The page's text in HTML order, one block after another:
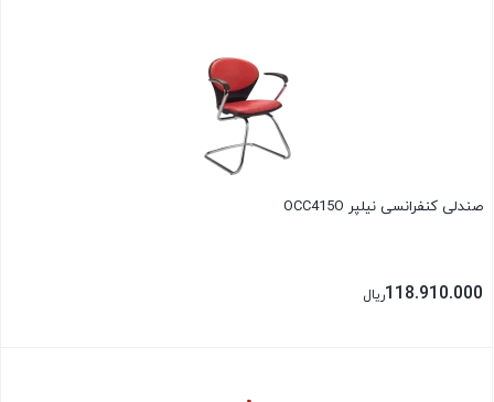
صندلی کنفرانسی نیلپر OCC415O
118.910.000ریال